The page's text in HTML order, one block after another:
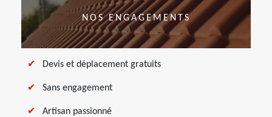
NOS ENGAGEMENTS
Devis et déplacement gratuits
Sans engagement
Artisan passionné